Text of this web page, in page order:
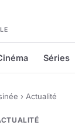
Séries
› Actualité